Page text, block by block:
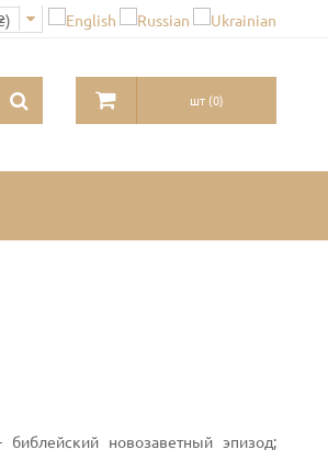
шт(0)
новозаветный эпизод;